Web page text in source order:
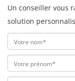
Un conseiller vous
solution